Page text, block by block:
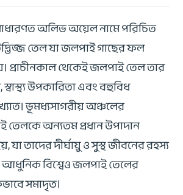
অলিভ অয়েল নামে পরিচিত
তেল যা জলপাই গাছের ফল
প্রাচীনকাল থেকেই জলপাই তেল তার
উপকারিতা এবং বহুবিধ
ভূমধ্যসাগরীয় অঞ্চলের
তেলকে অন্যতম প্রধান উপাদান
যা তাদের দীর্ঘায়ু ও সুস্থ জীবনের রহস্য
আধুনিক বিশ্বেও জলপাই তেলের
সমাদৃত।